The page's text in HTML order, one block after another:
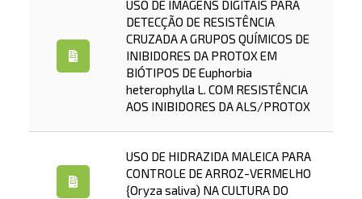
USO DE IMAGENS DIGITAIS PARA
DETECÇÃO DE RESISTÊNCIA
CRUZADA A GRUPOS QUÍMICOS DE
INIBIDORES DA PROTOX EM
BIÓTIPOS DE Euphorbia
heterophylla L. COM RESISTÊNCIA
AOS INIBIDORES DA ALS/PROTOX
USO DE HIDRAZIDA MALEICA PARA
CONTROLE DE ARROZ-VERMELHO
{Oryza saliva) NA CULTURA DO